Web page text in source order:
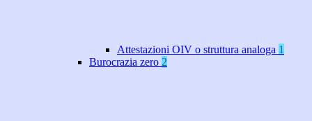
Attestazioni OIV o struttura analoga 1
Burocrazia zero 2